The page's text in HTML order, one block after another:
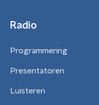
Radio
Programmering
Presentatoren
Luisteren